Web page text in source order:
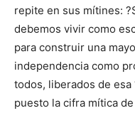
repite en sus mítines:
debemos vivir como
para construir una
independencia como
todos, liberados de esa
puesto la cifra mítica